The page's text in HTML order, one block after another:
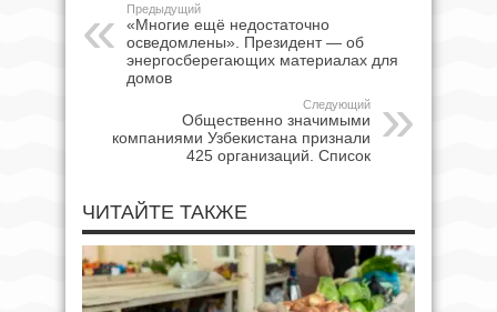
Предыдущий
«Многие ещё недостаточно
осведомлены». Президент — об
энергосберегающих материалах для
домов
Следующий
Общественно значимыми
компаниями Узбекистана признали
425 организаций. Список
ЧИТАЙТЕ ТАКЖЕ